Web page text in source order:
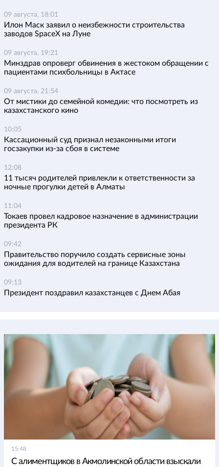
09 августа, 18:01
Илон Маск заявил о неизбежности строительства
заводов SpaceX на Луне
09 августа, 19:21
Минздрав опроверг обвинения в жестоком обращении с
пациентами психбольницы в Актасе
09 августа, 21:54
От мистики до семейной комедии: что посмотреть из
казахстанского кино
10:05
Кассационный суд признал незаконными итоги
госзакупки из-за сбоя в системе
12:08
11 тысяч родителей привлекли к ответственности за
ночные прогулки детей в Алматы
11:04
Токаев провел кадровое назначение в администрации
президента РК
09:42
Правительство поручило создать сервисные зоны
ожидания для водителей на границе Казахстана
09:13
Президент поздравил казахстанцев с Днем Абая
15:48
С алиментщиков в Акмолинской области взыскали